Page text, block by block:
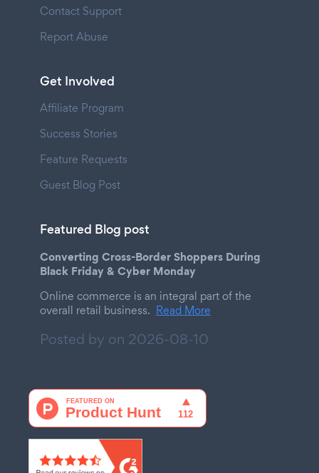
Contact Support
Report Abuse
Get Involved
Affiliate Program
Success Stories
Feature Requests
Guest Blog Post
Featured Blog post
Converting Cross-Border Shoppers During
Black Friday & Cyber Monday
Online commerce is an integral part of the
overall retail business. Read More
Posted by on 2026-08-10